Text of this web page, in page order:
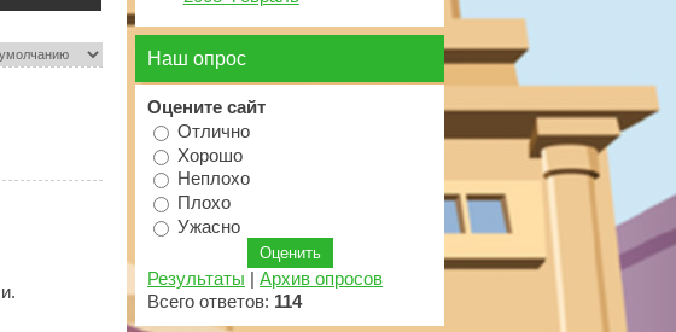
Наш опрос
Оцените сайт
Отлично
Хорошо
Неплохо
Плохо
Ужасно
Результаты
Архив опросов
Всего ответов: 114